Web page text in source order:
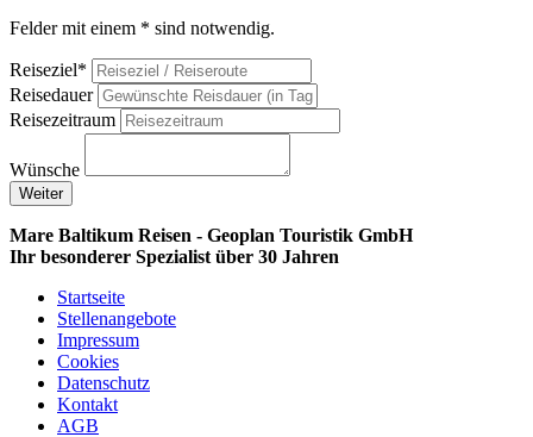
Felder mit einem * sind notwendig.
Reiseziel*
Reisedauer
Reisezeitraum
Wünsche
Weiter
Mare Baltikum Reisen - Geoplan Touristik GmbH
Ihr besonderer Spezialist über 30 Jahren
Startseite
Stellenangebote
Impressum
Cookies
Datenschutz
Kontakt
AGB